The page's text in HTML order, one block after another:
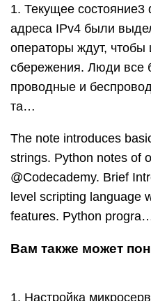
1. Текущее
адреса IPv4 были
операторы ждут, чтобы
сбережения. Люди все
проводные и
та…
The note introduces
strings. Python notes of
@Codecademy. Brief
level scripting language
features. Python
Вам также может
1. Настройка